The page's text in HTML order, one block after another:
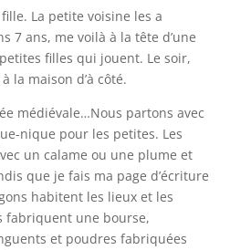
La petite voisine les a
7 ans, me voilà à la tête d’une
filles qui jouent. Le soir,
la maison d’à côté.
médiévale…Nous partons avec
nique pour les petites. Les
un calame ou une plume et
que je fais ma page d’écriture
habitent les lieux et les
fabriquent une bourse,
et poudres fabriquées